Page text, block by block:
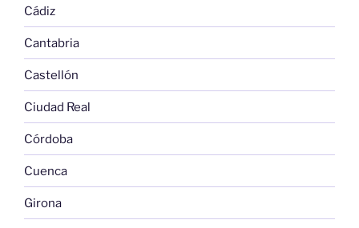
Cádiz
Cantabria
Castellón
Ciudad Real
Córdoba
Cuenca
Girona